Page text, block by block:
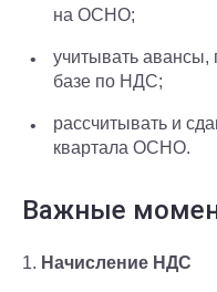
на ОСНО;
учитывать
базе по НДС;
рассчитывать и
квартала ОСНО.
Важные
1. Начисление НДС